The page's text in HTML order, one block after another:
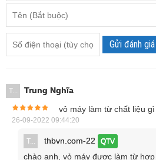
trải nghiệm bạn chưa từng có với
thuật số loại này.
Thông tin về khoảng cách làm
Gửi đánh giá
T...
Trung Nghĩa
vỏ máy làm từ chất liệu
26-09-2022 09:44:20
T... thbvn.com-22 QTV
chào anh, vỏ máy được làm từ